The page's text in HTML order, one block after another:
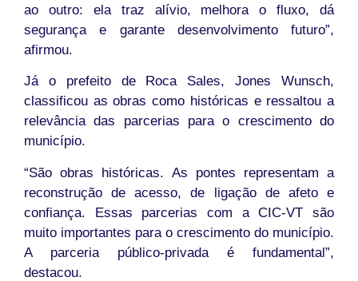
ao outro: ela traz alívio, melhora o fluxo, dá
segurança e garante desenvolvimento futuro”,
afirmou.
Já o prefeito de Roca Sales, Jones Wunsch,
classificou as obras como históricas e ressaltou a
relevância das parcerias para o crescimento do
município.
“São obras históricas. As pontes representam a
reconstrução de acesso, de ligação de afeto e
confiança. Essas parcerias com a CIC-VT são
muito importantes para o crescimento do município.
A parceria público-privada é fundamental”,
destacou.